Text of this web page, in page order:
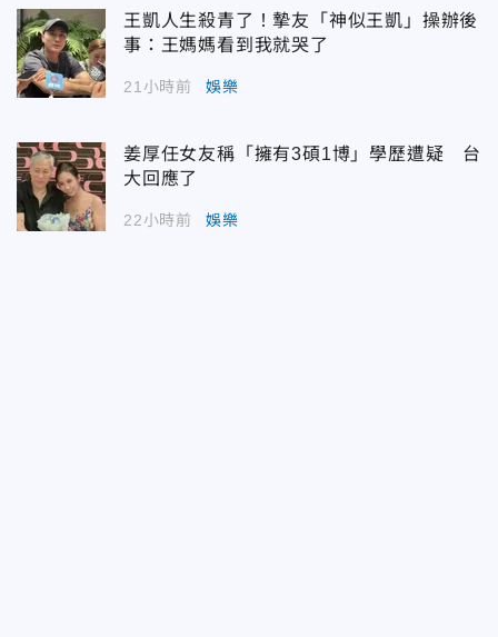
王凱人生殺青了！摯友「神似王凱」操辦後
事：王媽媽看到我就哭了
21小時前 娛樂
姜厚任女友稱「擁有3碩1博」學歷遭疑 台
大回應了
22小時前 娛樂